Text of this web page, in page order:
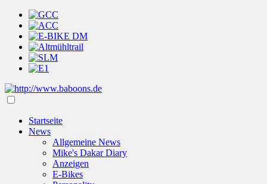
Startseite
News
Allgemeine News
Mike's Dakar Diary
Anzeigen
E-Bikes